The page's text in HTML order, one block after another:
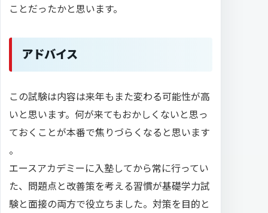
ことだったかと思います。
アドバイス
この試験は内容は来年もまた変わる可能性が高
いと思います。何が来てもおかしくないと思っ
ておくことが本番で焦りづらくなると思います
。
エースアカデミーに入塾してから常に行ってい
た、問題点と改善策を考える習慣が基礎学力試
験と面接の両方で役立ちました。対策を目的と